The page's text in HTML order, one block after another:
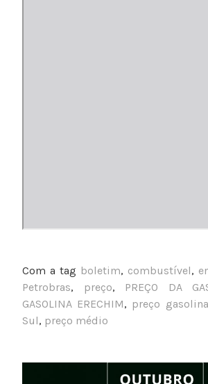
Com a tag boletim, combustível,
Petrobras, preço, PREÇO DA
GASOLINA ERECHIM, preço
Sul, preço médio